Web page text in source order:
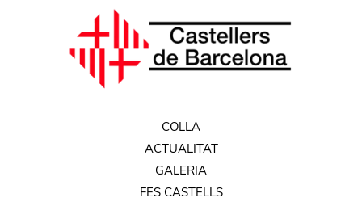
COLLA
ACTUALITAT
GALERIA
FES CASTELLS